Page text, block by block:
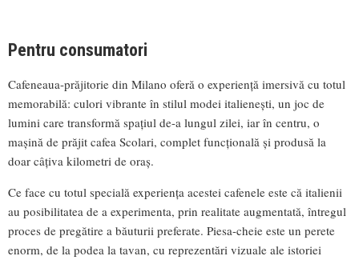
Pentru consumatori
Cafeneaua-prăjitorie din Milano oferă o experiență imersivă cu totul
memorabilă: culori vibrante în stilul modei italienești, un joc de
lumini care transformă spațiul de-a lungul zilei, iar în centru, o
mașină de prăjit cafea Scolari, complet funcțională și produsă la
doar câțiva kilometri de oraș.
Ce face cu totul specială experiența acestei cafenele este că italienii
au posibilitatea de a experimenta, prin realitate augmentată, întregul
proces de pregătire a băuturii preferate. Piesa-cheie este un perete
enorm, de la podea la tavan, cu reprezentări vizuale ale istoriei